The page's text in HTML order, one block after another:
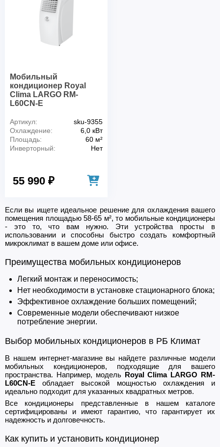
Мобильный
кондиционер Royal
Clima LARGO RM-
L60CN-E
Артикул:
sku-9355
Охлаждение:
6,0 кВт
Площадь:
60 м²
Инверторный:
Нет
55 990 ₽
Если вы ищете идеальное решение для охлаждения вашего
помещения площадью 58-65 м², то мобильные кондиционеры
- это то, что вам нужно. Эти устройства просты в
использовании и способны быстро создать комфортный
микроклимат в вашем доме или офисе.
Преимущества мобильных кондиционеров
Легкий монтаж и переносимость;
Нет необходимости в установке стационарного блока;
Эффективное охлаждение больших помещений;
Современные модели обеспечивают низкое
потребление энергии.
Выбор мобильных кондиционеров в РБ Климат
В нашем интернет-магазине вы найдете различные модели
мобильных кондиционеров, подходящие для вашего
пространства. Например, модель Royal Clima LARGO RM-
L60CN-E обладает высокой мощностью охлаждения и
идеально подходит для указанных квадратных метров.
Все кондиционеры представленные в нашем каталоге
сертифицированы и имеют гарантию, что гарантирует их
надежность и долговечность.
Как купить и установить кондиционер